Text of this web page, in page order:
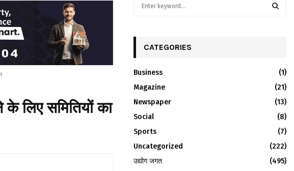
लिए समितियों का
o
r
:
R
C
CATEGORIES
Business
(1)
Magazine
(21)
Newspaper
(13)
Social
(8)
Sports
(7)
Uncategorized
(222)
उद्योग जगत
(495)